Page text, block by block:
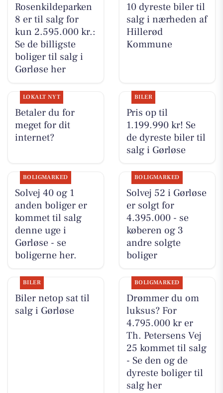
Rosenkildeparken
8 er til salg for
kun 2.595.000 kr.:
Se de billigste
boliger til salg i
Gørløse her
10 dyreste biler til
salg i nærheden af
Hillerød
Kommune
LOKALT NYT
Betaler du for
meget for dit
internet?
BILER
Pris op til
1.199.990 kr! Se
de dyreste biler til
salg i Gørløse
BOLIGMARKED
Solvej 40 og 1
anden boliger er
kommet til salg
denne uge i
Gørløse - se
boligerne her.
BOLIGMARKED
Solvej 52 i Gørløse
er solgt for
4.395.000 - se
køberen og 3
andre solgte
boliger
BILER
Biler netop sat til
salg i Gørløse
BOLIGMARKED
Drømmer du om
luksus? For
4.795.000 kr er
Th. Petersens Vej
25 kommet til salg
- Se den og de
dyreste boliger til
salg her